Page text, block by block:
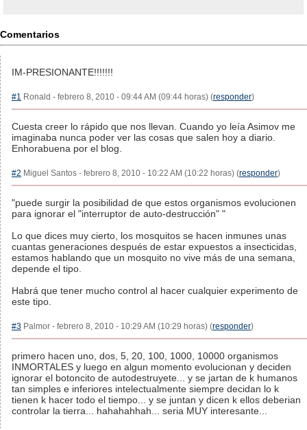
Comentarios
IM-PRESIONANTE!!!!!!!
#1 Ronald - febrero 8, 2010 - 09:44 AM (09:44 horas) (responder)
Cuesta creer lo rápido que nos llevan. Cuando yo leía Asimov me
imaginaba nunca poder ver las cosas que salen hoy a diario.
Enhorabuena por el blog.
#2 Miguel Santos - febrero 8, 2010 - 10:22 AM (10:22 horas) (responder)
"puede surgir la posibilidad de que estos organismos evolucionen
para ignorar el "interruptor de auto-destrucción" "
Lo que dices muy cierto, los mosquitos se hacen inmunes unas
cuantas generaciones después de estar expuestos a insecticidas,
estamos hablando que un mosquito no vive más de una semana,
depende el tipo.
Habrá que tener mucho control al hacer cualquier experimento de
este tipo.
#3 Palmor - febrero 8, 2010 - 10:29 AM (10:29 horas) (responder)
primero hacen uno, dos, 5, 20, 100, 1000, 10000 organismos
INMORTALES y luego en algun momento evolucionan y deciden
ignorar el botoncito de autodestruyete... y se jartan de k humanos
tan simples e inferiores intelectualmente siempre decidan lo k
tienen k hacer todo el tiempo... y se juntan y dicen k ellos deberian
controlar la tierra... hahahahhah... seria MUY interesante...